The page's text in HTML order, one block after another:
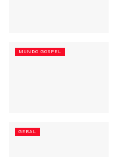
MUNDO GOSPEL
GERAL